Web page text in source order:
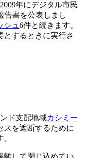
年にデジタル市民
告書を公表しまし
シュ6件と続きます。
するときに実行さ
ド支配地域カシミー
スを遮断するために